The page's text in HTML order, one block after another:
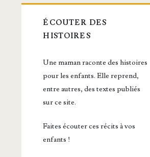
ÉCOUTER DES
HISTOIRES
Une maman raconte des histoires
pour les enfants. Elle reprend,
entre autres, des textes publiés
sur ce site.
Faites écouter ces récits à vos
enfants !